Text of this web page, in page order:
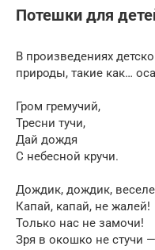
Потешки для
В произведениях
природы, такие как…
Гром гремучий,
Тресни тучи,
Дай дождя
С небесной кручи.
Дождик, дождик,
Капай, капай, не жалей!
Только нас не замочи!
Зря в окошко не стучи —